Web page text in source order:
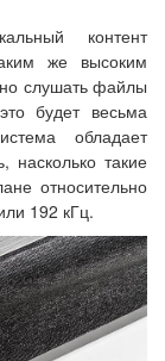
контент
же высоким
слушать файлы
будет весьма
обладает
насколько такие
относительно
192 кГц.